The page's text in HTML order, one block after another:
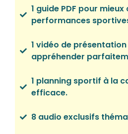
1 guide PDF pour
performances
1 vidéo de
appréhender
1 planning sportif à la
efficace.
8 audio exclusifs